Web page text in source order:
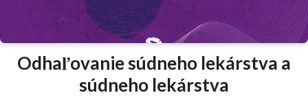
Odhaľovanie súdneho lekárstva a
súdneho lekárstva